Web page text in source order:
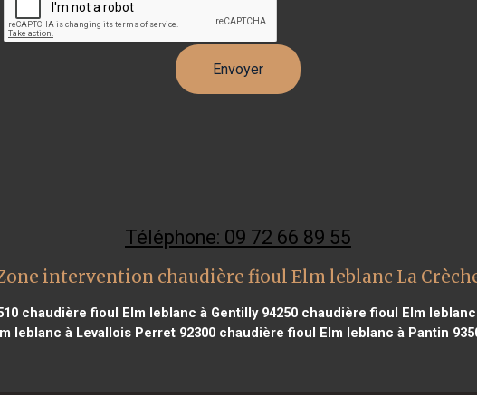
Téléphone: 09 72 66 89 55
intervention chaudière fioul Elm leblanc La
chaudière fioul Elm leblanc à Gentilly 94250chaudière fioul Elm leblanc
leblanc à Levallois Perret 92300 chaudière fioul Elm leblanc à Pantin